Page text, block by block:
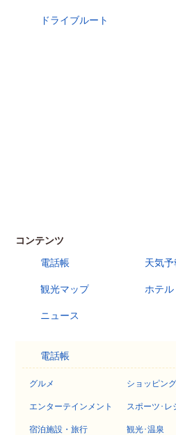
ドライブルート
コンテンツ
電話帳
天気予
観光マップ ホテ
ニュース
電話帳
グルメ ショッピング
エンターテインメント スポーツ･レ
宿泊施設・旅行 観光･温泉